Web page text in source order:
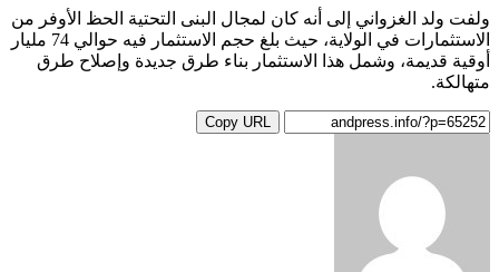
ولفت ولد الغزواني إلى أنه كان لمجال البنى التحتية الحظ الأوفر من
الاستثمارات في الولاية، حيث بلغ حجم الاستثمار فيه حوالي 74 مليار
أوقية قديمة، وشمل هذا الاستثمار بناء طرق جديدة وإصلاح طرق
متهالكة.
Copy URL